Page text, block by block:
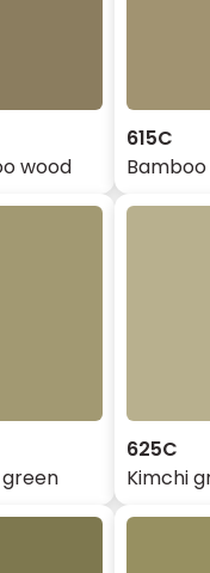
wood
615C
625C
Kimchi